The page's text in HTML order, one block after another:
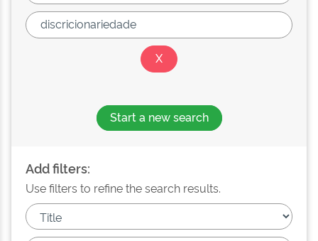
Start a new search
Add filters:
Use filters to refine the search results.